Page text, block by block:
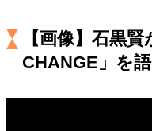
夢を掴む選択
【画像】石黒
CHANGE」を